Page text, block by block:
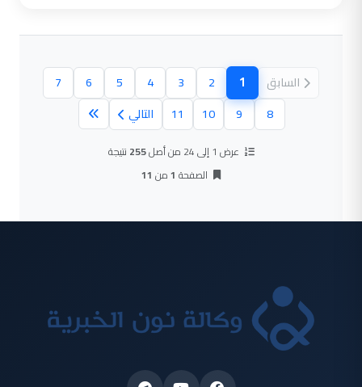
السابق 1
(الصفحة الحالية)
2
3
4
5
6
7
8
9
10
11 التالي
عرض 1 إلى 24 من أصل 255 نتيجة
الصفحة 1من 11